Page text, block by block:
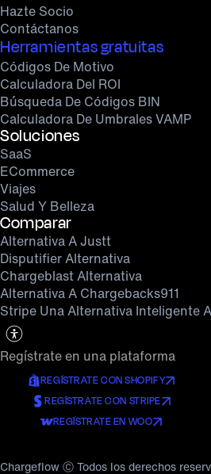
Regístrate en una plataforma
REGÍSTRATE CON SHOPIFY
REGÍSTRATE CON STRIPE
REGÍSTRATE EN WOO
Chargeflow Ⓒ Todos los derechos
Hazte Socio
Contáctanos
Herramientas gratuitas
Códigos De Motivo
Calculadora Del ROI
Búsqueda De Códigos BIN
Calculadora De Umbrales VAMP
Soluciones
SaaS
ECommerce
Viajes
Salud Y Belleza
Comparar
Alternativa A Justt
Disputifier Alternativa
Chargeblast Alternativa
Alternativa A Chargebacks911
Stripe Una Alternativa Inteligente